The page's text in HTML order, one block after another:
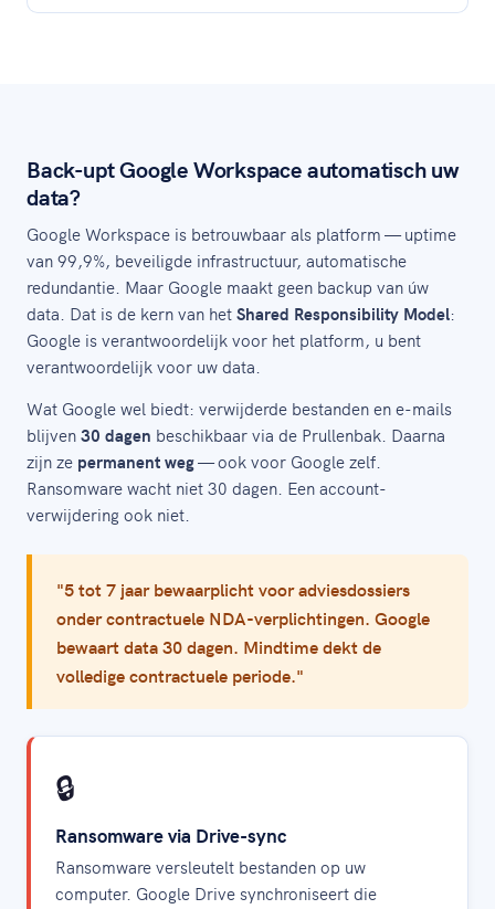
Back-upt Google Workspace automatisch uw
data?
Google Workspace is betrouwbaar als platform — uptime
van 99,9%, beveiligde infrastructuur, automatische
redundantie. Maar Google maakt geen backup van úw
data. Dat is de kern van hetShared Responsibility Model:
Google is verantwoordelijk voor het platform, u bent
verantwoordelijk voor uw data.
Wat Google wel biedt: verwijderde bestanden en e-mails
blijven30 dagen beschikbaar via de Prullenbak. Daarna
zijn ze permanent weg— ook voor Google zelf.
Ransomware wacht niet 30 dagen. Een account-
verwijdering ook niet.
"5 tot 7 jaar bewaarplicht voor adviesdossiers
onder contractuele NDA-verplichtingen. Google
bewaart data 30 dagen. Mindtime dekt de
volledige contractuele periode."
🔒
Ransomware via Drive-sync
Ransomware versleutelt bestanden op uw
computer. Google Drive synchroniseert die